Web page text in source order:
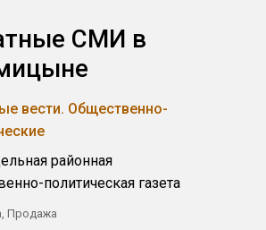
СМИ в
вести. Общественно-
районная
политическая газета
Продажа